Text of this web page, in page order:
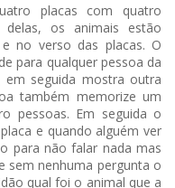
placas com quatro
os animais estão
no verso das placas. O
para qualquer pessoa da
seguida mostra outra
também memorize um
pessoas. Em seguida o
e quando alguém ver
para não falar nada mas
sem nenhuma pergunta o
qual foi o animal que a